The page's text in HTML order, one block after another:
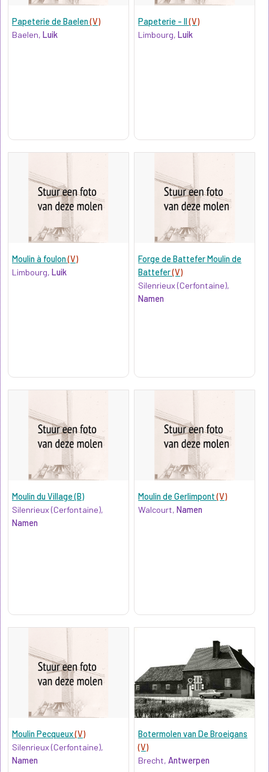
Papeterie de Baelen(V)
Baelen, Luik
Papeterie - II(V)
Limbourg,Luik
Moulin à foulon(V)
Limbourg, Luik
Forge de Battefer Moulin de
Battefer(V)
Silenrieux (Cerfontaine),
Namen
Moulin du Village (B)
Silenrieux (Cerfontaine),
Namen
Moulin de Gerlimpont(V)
Walcourt,Namen
Moulin Pecqueux(V)
Silenrieux (Cerfontaine),
Namen
Botermolen van De Broeigans
(V)
Brecht,Antwerpen